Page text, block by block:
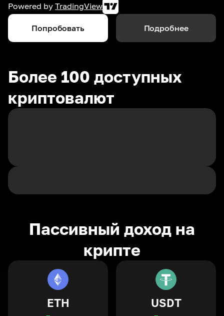
Powered by TradingView
Попробовать Подробнее
Более 100 доступных
криптовалют
Пассивный доход на
крипте
ETH USDT